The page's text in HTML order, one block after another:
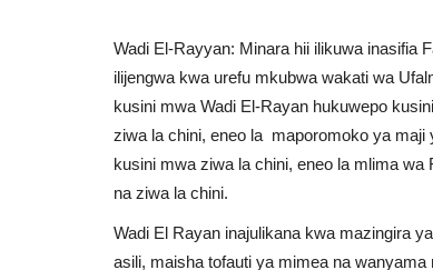
Wadi El-Rayyan: Minara hii ilikuwa inasifia
ilijengwa kwa urefu mkubwa wakati wa
kusini mwa Wadi El-Rayan hukuwepo
ziwa la chini, eneo la maporomoko ya
kusini mwa ziwa la chini, eneo la mlima
na ziwa la chini.
Wadi El Rayan inajulikana kwa mazingira
asili, maisha tofauti ya mimea na